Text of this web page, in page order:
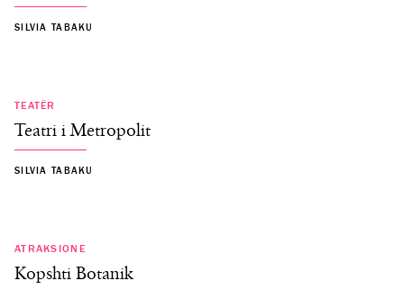
SILVIA TABAKU
TEATËR
Teatri i Metropolit
SILVIA TABAKU
ATRAKSIONE
Kopshti Botanik